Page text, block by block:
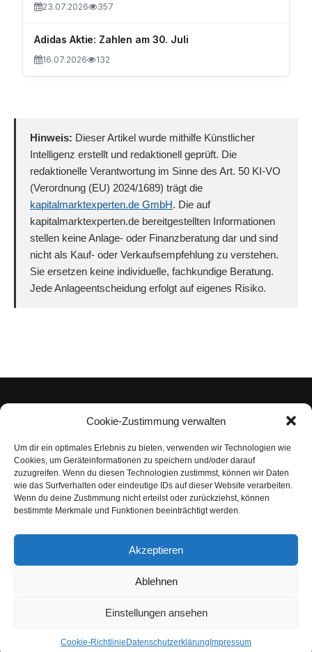
Cookie-Zustimmung verwalten
Um dir ein optimales Erlebnis zu bieten, verwenden wir Technologien wie
Cookies, um Geräteinformationen zu speichern und/oder darauf
zuzugreifen. Wenn du diesen Technologien zustimmst, können wir Daten
wie das Surfverhalten oder eindeutige IDs auf dieser Website verarbeiten.
Wenn du deine Zustimmung nicht erteilst oder zurückziehst, können
bestimmte Merkmale und Funktionen beeinträchtigt werden.
Akzeptieren
Ablehnen
Einstellungen ansehen
Cookie-Richtlinie Datenschutzerklärung Impressum
23.07.2026 357
Adidas Aktie: Zahlen am 30. Juli
16.07.2026 132
Hinweis: Dieser Artikel wurde mithilfe Künstlicher
Intelligenz erstellt und redaktionell geprüft. Die
redaktionelle Verantwortung im Sinne des Art. 50 KI-VO
(Verordnung (EU) 2024/1689) trägt die
kapitalmarktexperten.de GmbH. Die auf
kapitalmarktexperten.de bereitgestellten Informationen
stellen keine Anlage- oder Finanzberatung dar und sind
nicht als Kauf- oder Verkaufsempfehlung zu verstehen.
Sie ersetzen keine individuelle, fachkundige Beratung.
Jede Anlageentscheidung erfolgt auf eigenes Risiko.
Impressum
Datenschutzerklärung
Nutzungsbedingungen | Haftungsausschluss
AGB